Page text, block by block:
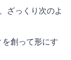
ざっくり次のよ
を創って形にす